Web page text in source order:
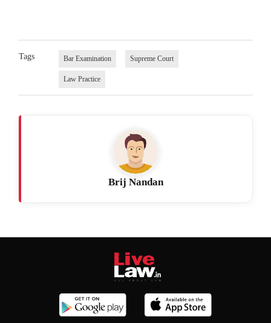
Tags Bar Examination Supreme Court
Law Practice
Brij Nandan